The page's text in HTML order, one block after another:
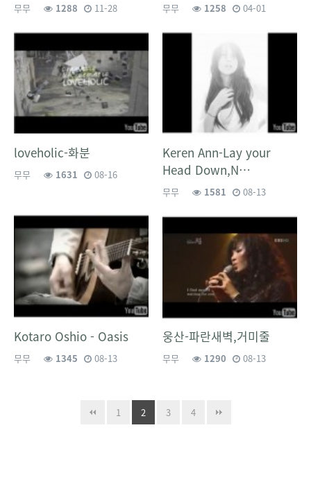
무무 1288 11-28 무무 1258 04-01
loveholic-화분
무무 1631 08-16
Keren Ann-Lay your
Head Down,N…
무무 1581 08-13
Kotaro Oshio - Oasis
무무 1345 08-13
웅산-파란새벽,거미줄
무무 1290 08-13
1 2 3 4